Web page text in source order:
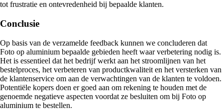
tot frustratie en ontevredenheid bij bepaalde klanten.
Conclusie
Op basis van de verzamelde feedback kunnen we concluderen dat
Foto op aluminium bepaalde gebieden heeft waar verbetering nodig is.
Het is essentieel dat het bedrijf werkt aan het stroomlijnen van het
bestelproces, het verbeteren van productkwaliteit en het versterken van
de klantenservice om aan de verwachtingen van de klanten te voldoen.
Potentiële kopers doen er goed aan om rekening te houden met de
genoemde negatieve aspecten voordat ze besluiten om bij Foto op
aluminium te bestellen.